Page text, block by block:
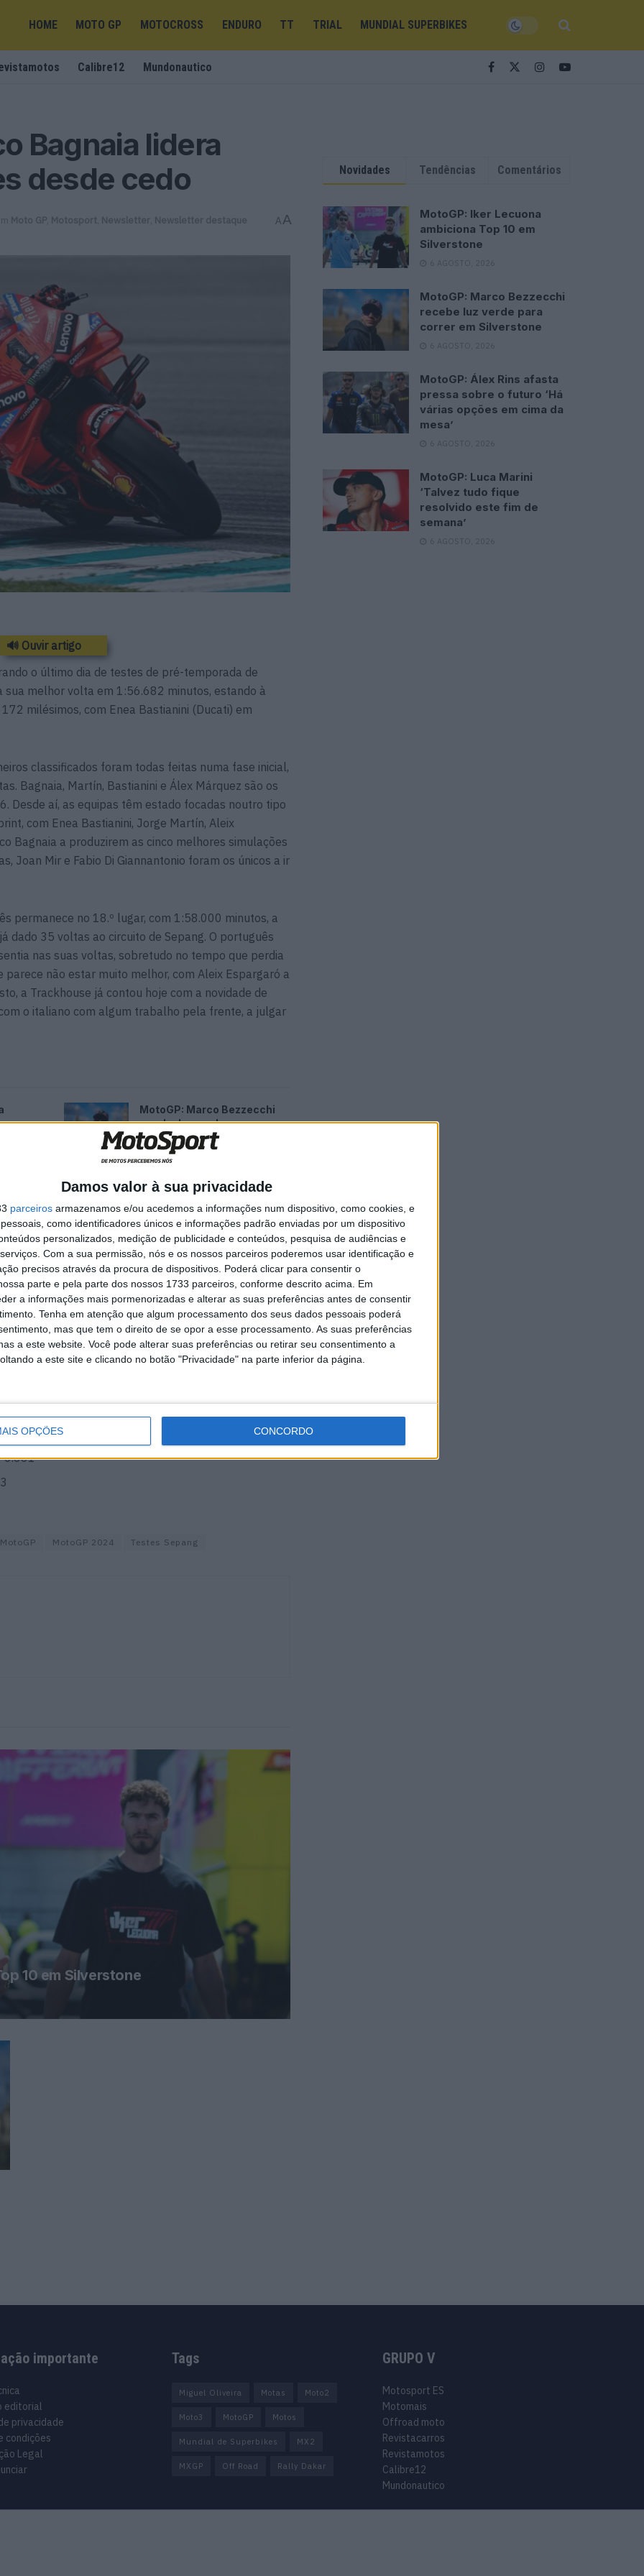
Damos valor à sua privacidade
parceiros armazenamos e/ou acedemos a informações num dispositivo, como cookies, e
como identificadores únicos e informações padrão enviadas por um dispositivo
personalizados, medição de publicidade e conteúdos, pesquisa de audiências e
Com a sua permissão, nós e os nossos parceiros poderemos usar identificação e
precisos através da procura de dispositivos. Poderá clicar para consentir o
parte e pela parte dos nossos 1733 parceiros, conforme descrito acima. Em
a informações mais pormenorizadas e alterar as suas preferências antes de consentir
Tenha em atenção que algum processamento dos seus dados pessoais poderá
mas que tem o direito de se opor a esse processamento. As suas preferências
a este website. Você pode alterar suas preferências ou retirar seu consentimento a
a este site e clicando no botão "Privacidade" na parte inferior da página.
OPÇÕES CONCORDO
HOME MOTO GP MOTOCROSS ENDURO TT TRIAL MUNDIAL SUPERBIKES
Calibre12 Mundonautico
Bagnaia lidera
desde cedo
Moto GP Motosport Newsletter Newsletter destaque AA
🔊 Ouvir artigo
o último dia de testes de pré-temporada de
sua melhor volta em 1:56.682 minutos, estando à
milésimos, com Enea Bastianini (Ducati) em
classificados foram todas feitas numa fase inicial,
Bagnaia, Martín, Bastianini e Álex Márquez são os
Desde aí, as equipas têm estado focadas noutro tipo
com Enea Bastianini, Jorge Martín, Aleix
Bagnaia a produzirem as cinco melhores simulações
Joan Mir e Fabio Di Giannantonio foram os únicos a ir
permanece no 18.º lugar, com 1:58.000 minutos, a
dado 35 voltas ao circuito de Sepang. O português
nas suas voltas, sobretudo no tempo que perdia
parece não estar muito melhor, com Aleix Espargaró a
a Trackhouse já contou hoje com a novidade de
o italiano com algum trabalho pela frente, a julgar
MotoGP: Marco Bezzecchi
recebe luz verde para correr
em Silverstone
6 AGOSTO, 2026
0.661
MotoGP MotoGP 2024 Testes Sepang
10 em Silverstone
Novidades Tendências Comentários
MotoGP: Iker Lecuona
ambiciona Top 10 em
Silverstone
6 AGOSTO, 2026
MotoGP: Marco Bezzecchi
recebe luz verde para
correr em Silverstone
6 AGOSTO, 2026
MotoGP: Álex Rins afasta
pressa sobre o futuro ‘Há
várias opções em cima da
mesa’
6 AGOSTO, 2026
MotoGP: Luca Marini
‘Talvez tudo fique
resolvido este fim de
semana’
6 AGOSTO, 2026
importante
editorial
privacidade
condições
Legal
Tags
Miguel Oliveira Motas Moto2
Moto3 MotoGP Motos
Mundial de Superbikes MX2
MXGP Off Road Rally Dakar
GRUPO V
Motosport ES
Motomais
Offroad moto
Revistacarros
Revistamotos
Calibre12
Mundonautico